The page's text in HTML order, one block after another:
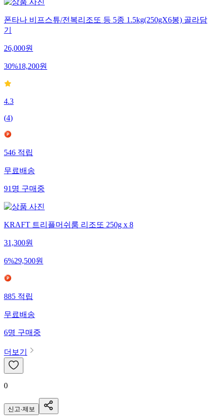
폰타나 비프스튜/전복리조또 등 5종 1.5kg(250gX6봉) 골라담
기
26,000원
30%18,200원
4.3
(4)
546 적립
무료배송
91 명 구매중
KRAFT 트리플머쉬룸 리조또 250g x 8
31,300원
6%29,500원
885 적립
무료배송
6명 구매중
더보기
0
신고·제보